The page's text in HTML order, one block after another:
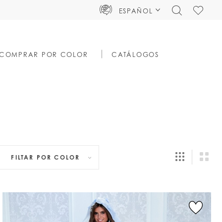
ESPAÑOL
TOGGLECHECK
POR COLOR CATÁLOGOS
FILTAR POR COLOR